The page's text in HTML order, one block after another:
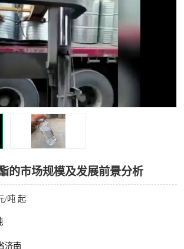
的市场规模及发展前景分析
/吨 起
济南
有机溶剂
十二烷基苯
甲醇钠
三乙胺